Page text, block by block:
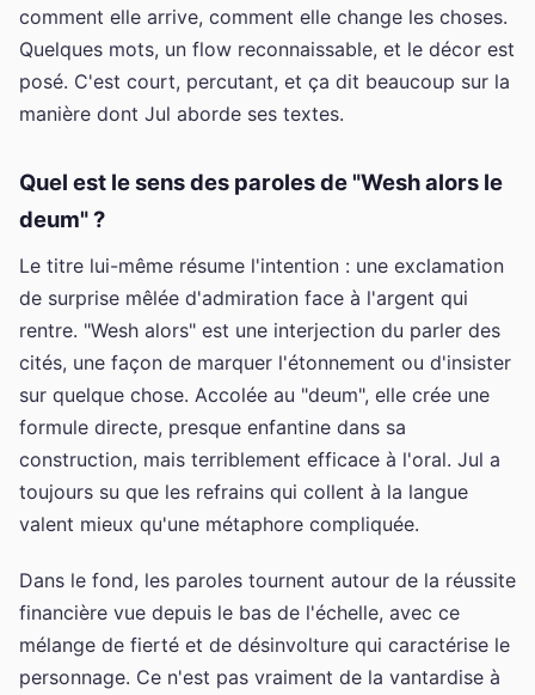
comment elle arrive, comment elle change les choses.
Quelques mots, un flow reconnaissable, et le décor est
posé. C'est court, percutant, et ça dit beaucoup sur la
manière dont Jul aborde ses textes.
Quel est le sens des paroles de "Wesh alors le
deum" ?
Le titre lui-même résume l'intention : une exclamation
de surprise mêlée d'admiration face à l'argent qui
rentre. "Wesh alors" est une interjection du parler des
cités, une façon de marquer l'étonnement ou d'insister
sur quelque chose. Accolée au "deum", elle crée une
formule directe, presque enfantine dans sa
construction, mais terriblement efficace à l'oral. Jul a
toujours su que les refrains qui collent à la langue
valent mieux qu'une métaphore compliquée.
Dans le fond, les paroles tournent autour de la réussite
financière vue depuis le bas de l'échelle, avec ce
mélange de fierté et de désinvolture qui caractérise le
personnage. Ce n'est pas vraiment de la vantardise à